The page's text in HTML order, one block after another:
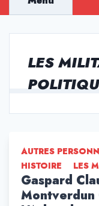
LES
AUTRES
HISTOIRE
LES
Gaspard
Montverdun